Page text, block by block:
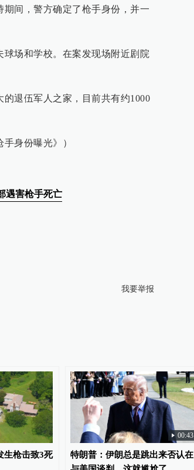
期间，警方确定了枪手身份，并一
场和学校。在案发现场附近剧院
退伍军人之家，目前共有约1000
身份曝光》）
遇害枪手死亡
我要举报
生枪击致3死
00:43
特朗普：伊朗总是跳出来否认在